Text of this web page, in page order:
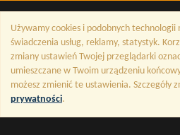
Używamy cookies i podobnych technologii
świadczenia usług, reklamy, statystyk.
zmiany ustawień Twojej przeglądarki
umieszczane w Twoim urządzeniu
możesz zmienić te ustawienia. Szczegóły
prywatności.